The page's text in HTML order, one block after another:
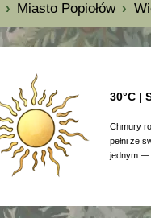
Miasto Popiołów
30°C |
Chmury
pełni ze
jednym —